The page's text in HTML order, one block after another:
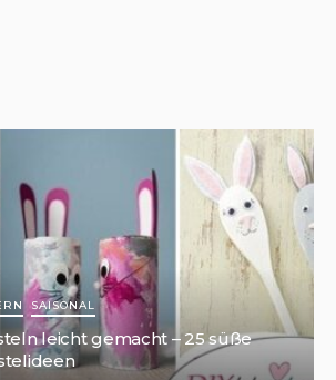
SAISONAL
leicht gemacht – 25 süße